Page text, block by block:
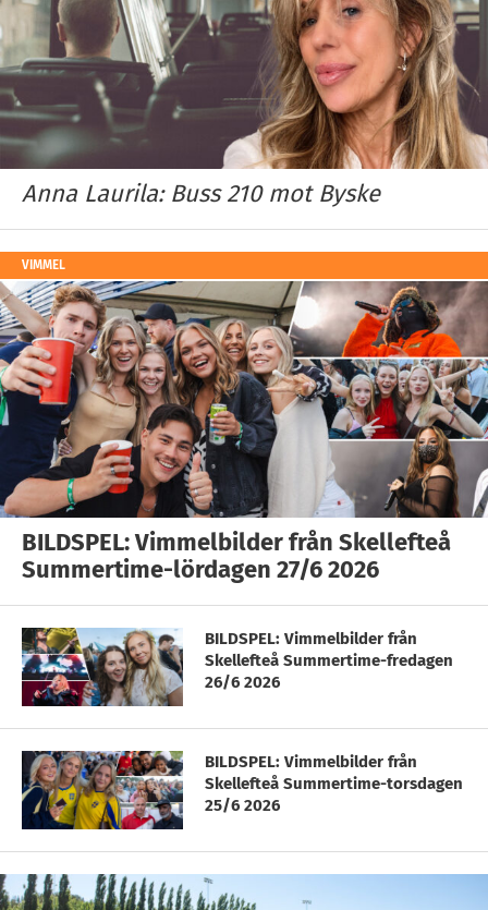
Anna Laurila: Buss 210 mot Byske
VIMMEL
BILDSPEL: Vimmelbilder från Skellefteå
Summertime-lördagen 27/6 2026
BILDSPEL: Vimmelbilder från
Skellefteå Summertime-fredagen
26/6 2026
BILDSPEL: Vimmelbilder från
Skellefteå Summertime-torsdagen
25/6 2026